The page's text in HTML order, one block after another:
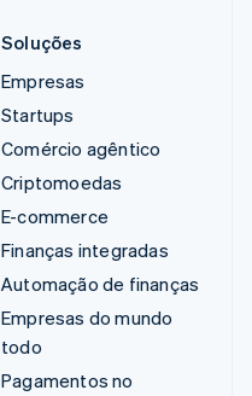
Soluções
Empresas
Startups
Comércio agêntico
Criptomoedas
E-commerce
Finanças integradas
Automação de finanças
Empresas do mundo
todo
Pagamentos no